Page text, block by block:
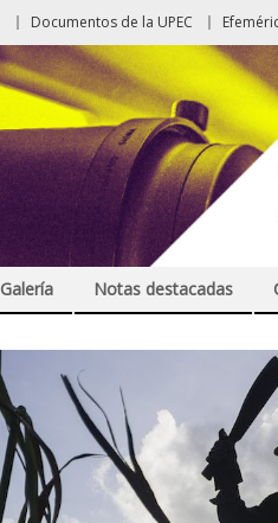
Documentos de la UPEC
Galería Notas destacadas